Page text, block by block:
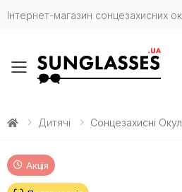
Інтернет-магазин сонцезахисних
Toggle mobile
Дитячі Сонцезахисні
Акція